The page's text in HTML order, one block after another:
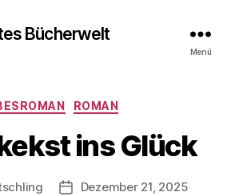
Bücherwelt
Menü
Kategorien
ROMAN
ins Glück
Veröffentlichungsdatum
Dezember 21, 2025